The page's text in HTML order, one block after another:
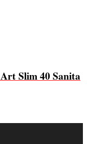
Slim 40 Sanita